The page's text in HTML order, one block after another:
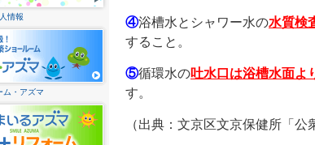
④浴槽水とシャワー水の水質検
すること。
⑤循環水の吐水口は浴槽水面よ
す。
（出典：文京区文京保健所「
情報
ム・アズマ